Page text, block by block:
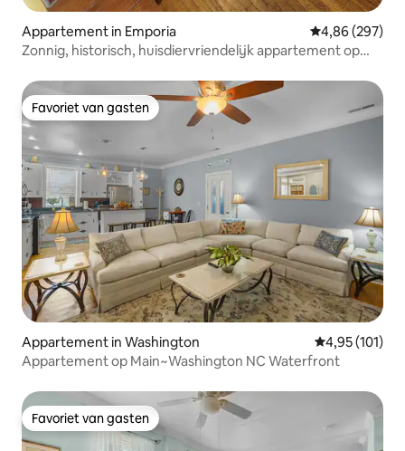
Appartement in Emporia Gemiddelde
4,86 (297)
Zonnig, historisch, huisdiervriendelijk appartement op
Favoriet van gasten
Favoriet van gasten
Appartement in Washington Gemiddelde
4,95 (101)
Appartement op Main~Washington NC Waterfront
Favoriet van gasten
Favoriet van gasten